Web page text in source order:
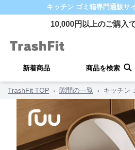
キッチン ゴミ箱専門通販サ
10,000円以上のご購入
新着商品 商品を検索
TrashFit TOP › 隙間の一覧 › キッチン